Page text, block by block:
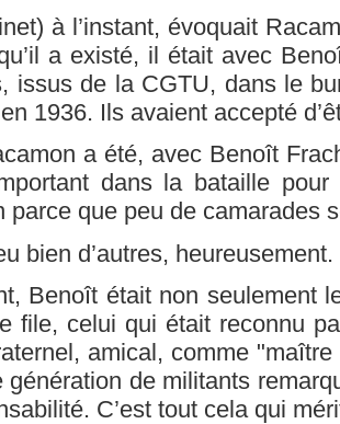
à l’instant, évoquait
a existé, il était avec
issus de la CGTU, dans le
1936. Ils avaient accepté
a été, avec Benoît
dans la bataille pour
parce que peu de camarades
bien d’autres, heureusement.
Benoît était non seulement
file, celui qui était reconnu
amical, comme
génération de militants
C’est tout cela qui